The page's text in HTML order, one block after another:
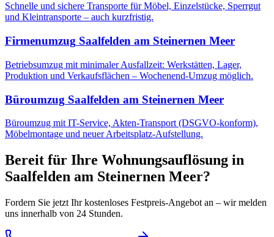
Schnelle und sichere Transporte für Möbel, Einzelstücke, Sperrgut
und Kleintransporte – auch kurzfristig.
Firmenumzug Saalfelden am Steinernen Meer
Betriebsumzug mit minimaler Ausfallzeit: Werkstätten, Lager,
Produktion und Verkaufsflächen – Wochenend-Umzug möglich.
Büroumzug Saalfelden am Steinernen Meer
Büroumzug mit IT-Service, Akten-Transport (DSGVO-konform),
Möbelmontage und neuer Arbeitsplatz-Aufstellung.
Bereit für Ihre Wohnungsauflösung in
Saalfelden am Steinernen Meer?
Fordern Sie jetzt Ihr kostenloses Festpreis-Angebot an – wir melden
uns innerhalb von 24 Stunden.